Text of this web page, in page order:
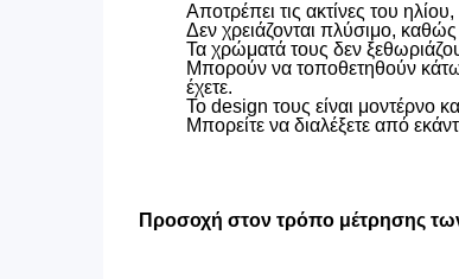
Αποτρέπει τις ακτίνες του
Δεν χρειάζονται πλύσιμο,
Τα χρώματά τους δεν
Μπορούν να τοποθετηθούν κάτω
έχετε.
Το design τους είναι μοντέρνο
Μπορείτε να διαλέξετε από
Προσοχή στον τρόπο μέτρησης